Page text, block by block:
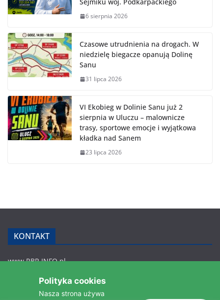
Sejmiku woj. Podkarpackiego
6 sierpnia 2026
Czasowe utrudnienia na drogach. W
niedzielę biegacze opanują Dolinę
Sanu
31 lipca 2026
VI Ekobieg w Dolinie Sanu już 2
sierpnia w Uluczu – malownicze
trasy, sportowe emocje i wyjątkowa
kładka nad Sanem
23 lipca 2026
KONTAKT
www.RBR.INFO.pl
36-200 Brzozów
rbr.info.pl@gmail.com
Polityka cookies
Nasza strona używa